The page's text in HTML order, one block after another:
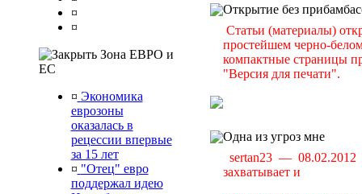
¤
¤
Зона ЕВРО и
ЕС
¤ Экономика
еврозоны
оказалась в
рецессии впервые
за 15 лет
¤ "Отец" евро
поддержал идею
Открытие без
Статьи (материалы)
простейшем черно-
компактные страницы
"Версия для печати".
Одна из угроз мне
sertan23 —
захватывает и